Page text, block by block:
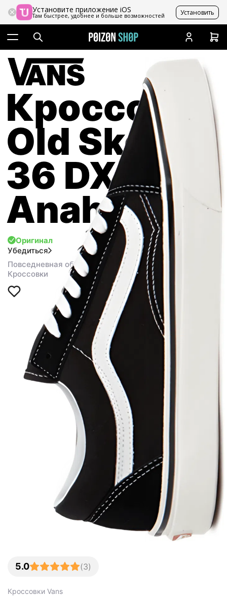
Установите приложение iOS
Там быстрее, удобнее и больше возможностей Установить
Кроссовки
Old Skool
36 DX
Anaheim
Оригинал
Убедиться
Повседневная обувь
Кроссовки
5.0 (3)
Кроссовки Vans